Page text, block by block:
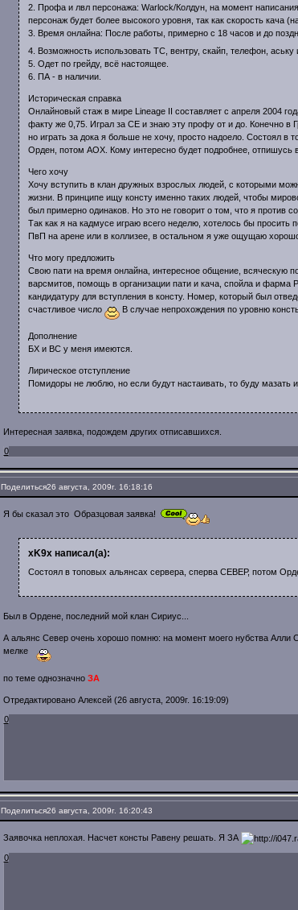
2. Профа и лвл персонажа: Warlock/Колдун, на момент
персонаж будет более высокого уровня, так как скорость кача
3. Время онлайна: После работы, примерно с 18 часов и до
4. Возможность использовать ТС, вентру, скайп, телефон,
5. Одет по грейду, всё настоящее.
6. ПА - в наличии.
Историческая справка
Онлайновый стаж в мире Lineage II составляет с апреля 2004
факту же 0,75. Играл за СЕ и знаю эту профу от и до. Конечно в
но играть за дока я больше не хочу, просто надоело. Состоял в
Орден, потом АОХ. Кому интересно будет подробнее,
Чего хочу
Хочу вступить в клан дружных взрослых людей, с которыми
жизни. В принципе ищу консту именно таких людей, чтобы
был примерно одинаков. Но это не говорит о том, что я против
Так как я на кадмусе играю всего неделю, хотелось бы
ПвП на арене или в коллизее, в остальном я уже ощущаю
Что могу предложить
Свою пати на время онлайна, интересное общение, всяческую
варсмитов, помощь в организации пати и кача, спойла и фарма
кандидатуру для вступления в консту. Номер, который был
счастливое число
В случае непрохождения по уровню
Дополнение
БХ и ВС у меня имеются.
Лирическое отступление
Помидоры не люблю, но если будут настаивать, то буду мазать
Интересная заявка, подождем других отписавшихся.
0
Поделиться26 августа, 2009г. 16:18:16
Я бы сказал это Образцовая заявка!
xK9x написал(а):
Состоял в топовых альянсах сервера, сперва СЕВЕР, потом
Был в Ордене, последний мой клан Сириус...
А альянс Север очень хорошо помню: на момент моего нубства Алли
мелке
по теме однозначно ЗА
Отредактировано Алексей (26 августа, 2009г. 16:19:09)
0
Поделиться26 августа, 2009г. 16:20:43
Заявочка неплохая. Насчет консты Равену решать. Я ЗА
0